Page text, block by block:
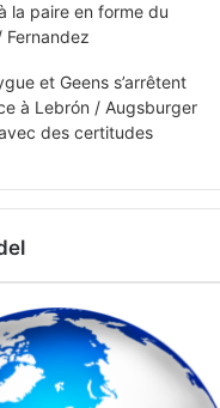
la paire en forme du
Fernandez
et Geens s’arrêtent
à Lebrón / Augsburger
des certitudes